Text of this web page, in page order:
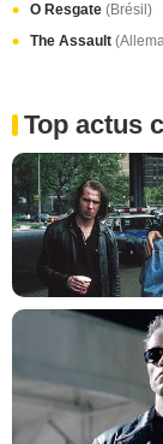
O Resgate (Brésil)
The Assault
Top actus